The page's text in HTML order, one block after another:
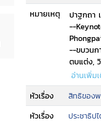
หมายเหตุ
ปาฐกถา
--
--ขบวนก
ตบแต่ง,
--สหภา
--ขบวนก
แรงงาน
--กฎหมา
อ่านเพิ่ม
หัวเรื่อง
สิทธิของ
หัวเรื่อง
ประชาธิป